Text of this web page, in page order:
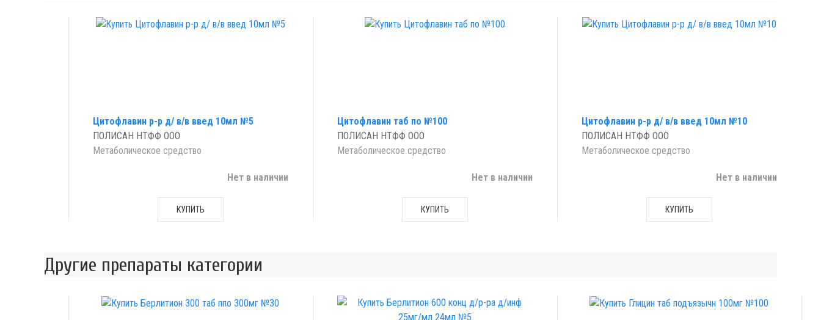
Цитофлавин р-р д/ в/в введ 10мл №5
ПОЛИСАН НТФФ ООО
Метаболическое средство
Нет в наличии
КУПИТЬ
Цитофлавин таб по №100
ПОЛИСАН НТФФ ООО
Метаболическое средство
Нет в наличии
КУПИТЬ
Цитофлавин р-р д/ в/в введ 10мл №10
ПОЛИСАН НТФФ ООО
Метаболическое средство
Нет в наличии
КУПИТЬ
Другие препараты категории